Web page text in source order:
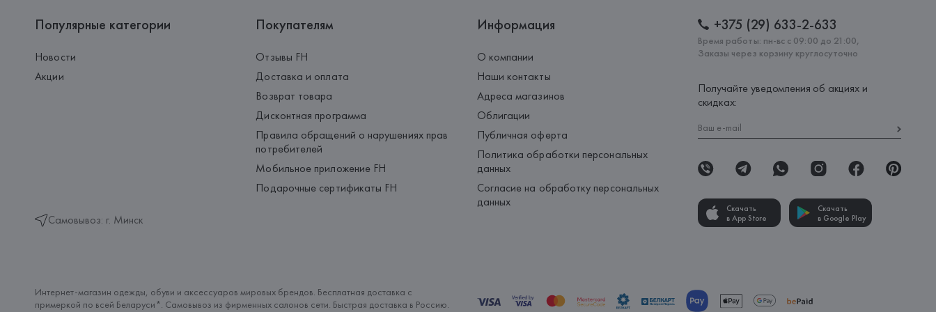
Популярные категории
Новости
Акции
Самовывоз: г. Минск
Покупателям
Отзывы FH
Доставка и оплата
Возврат товара
Дисконтная программа
Правила обращений о нарушениях прав
потребителей
Мобильное приложение FH
Подарочные сертификаты FH
Информация
О компании
Наши контакты
Адреса магазинов
Облигации
Публичная оферта
Политика обработки персональных
данных
Согласие на обработку персональных
данных
+375 (29) 633-2-633
Время работы: пн-вс с 09:00 до 21:00,
Заказы через корзину круглосуточно
Получайте уведомления об акциях и
скидках:
Скачать
в App Store
Скачать
в Google Play
Интернет-магазин одежды, обуви и аксессуаров мировых брендов. Бесплатная доставка с
примеркой по всей Беларуси*. Самовывоз из фирменных салонов сети. Быстрая доставка в Россию.